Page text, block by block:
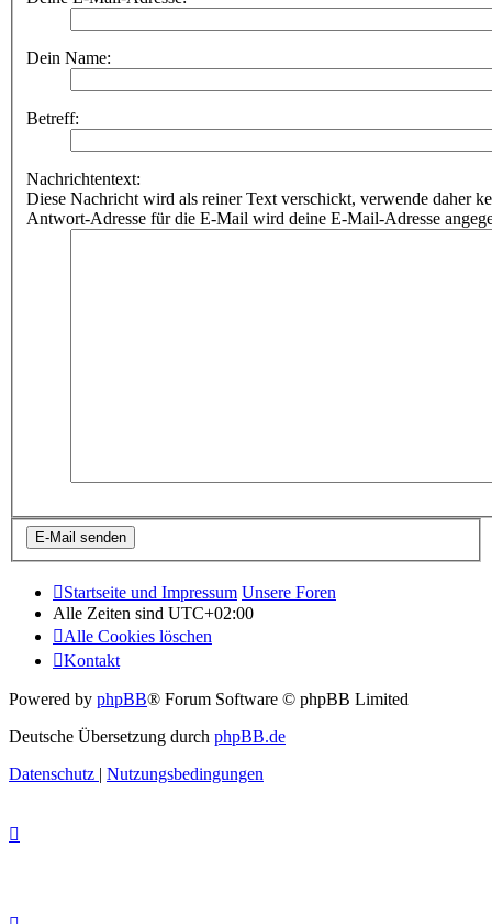
Dein Name:
Betreff:
Nachrichtentext:
Diese Nachricht wird als reiner Text verschickt, verwende daher
Antwort-Adresse für die E-Mail wird deine E-Mail-Adresse
Startseite und Impressum Unsere Foren
Alle Zeiten sind UTC+02:00
Alle Cookies löschen
Kontakt
Powered by phpBB® Forum Software © phpBB Limited
Deutsche Übersetzung durch phpBB.de
Datenschutz
Nutzungsbedingungen